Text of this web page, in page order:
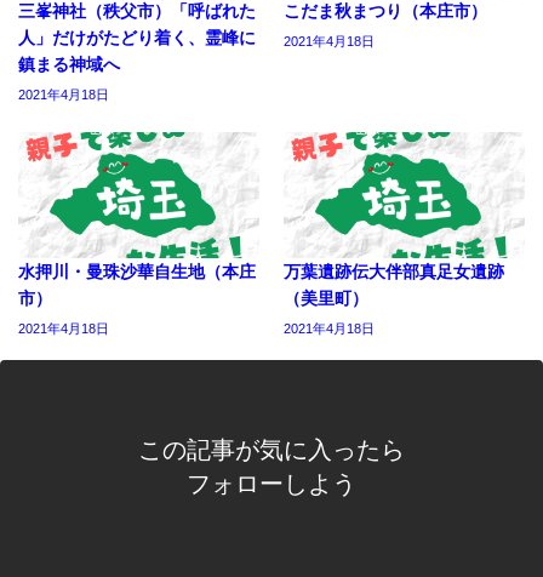
三峯神社（秩父市）「呼ばれた
人」だけがたどり着く、霊峰に
鎮まる神域へ
2021年4月18日
こだま秋まつり（本庄市）
2021年4月18日
水押川・曼珠沙華自生地（本庄
市）
2021年4月18日
万葉遺跡伝大伴部真足女遺跡
（美里町）
2021年4月18日
この記事が気に入ったら
フォローしよう